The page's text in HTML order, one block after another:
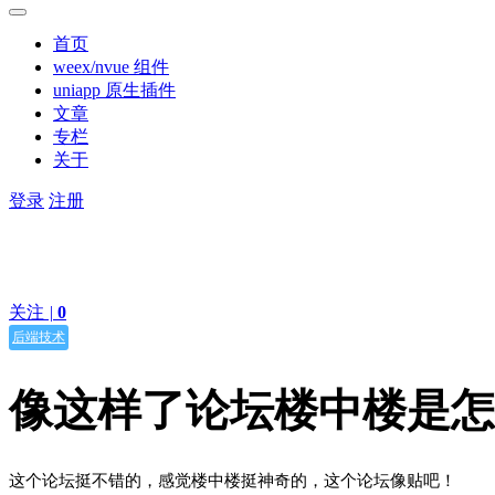
首页
weex/nvue 组件
uniapp 原生插件
文章
专栏
关于
登录 注册
关注 | 0
后端技术
像这样了论坛楼中楼是
这个论坛挺不错的，感觉楼中楼挺神奇的，这个论坛像贴吧！